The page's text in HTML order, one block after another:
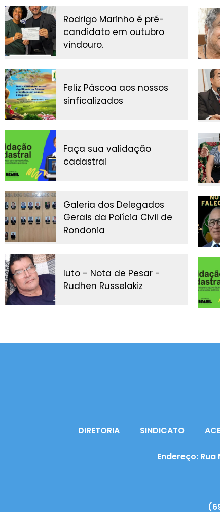
Rodrigo Marinho é pré-
candidato em outubro
vindouro.
Feliz Páscoa aos nossos
sinficalizados
Faça sua validação
cadastral
Galeria dos Delegados
Gerais da Polícia Civil de
Rondonia
luto - Nota de Pesar -
Rudhen Russelakiz
DIRETORIA SINDICATO
Endereço: Rua